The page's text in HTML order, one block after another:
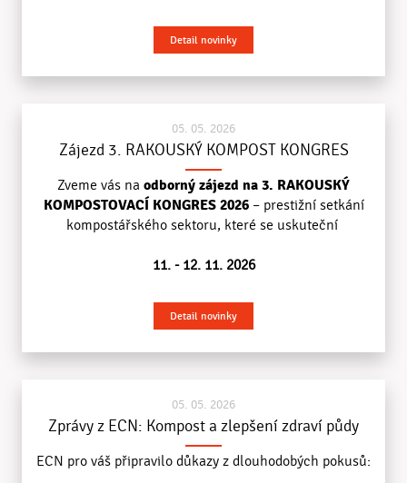
Detail novinky
05. 05. 2026
Zájezd 3. RAKOUSKÝ KOMPOST KONGRES
Zveme vás na odborný zájezd na 3. RAKOUSKÝ
KOMPOSTOVACÍ KONGRES 2026– prestižní setkání
kompostářského sektoru, které se uskuteční
11. - 12. 11. 2026
Detail novinky
05. 05. 2026
Zprávy z ECN: Kompost a zlepšení zdraví půdy
ECN pro váš připravilo důkazy z dlouhodobých pokusů: